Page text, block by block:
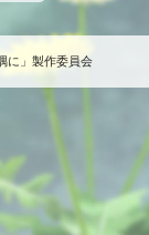
に」製作委員会